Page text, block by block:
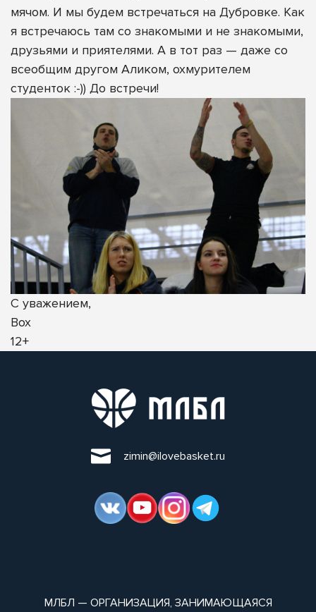
мячом. И мы будем встречаться на Дубровке. Как
я встречаюсь там со знакомыми и не знакомыми,
друзьями и приятелями. А в тот раз — даже со
всеобщим другом Аликом, охмурителем
студенток :-)) До встречи!
С уважением,
Вох
12+
zimin@ilovebasket.ru
МЛБЛ — ОРГАНИЗАЦИЯ, ЗАНИМАЮЩАЯСЯ